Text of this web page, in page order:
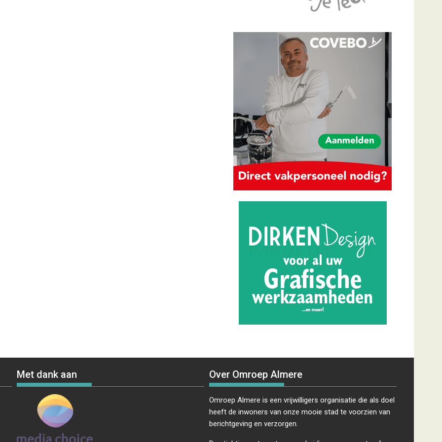
Met dank aan Over Omroep Almere
Omroep Almere is een vrijwilligers organisatie die als doel
heeft de inwoners van onze mooie stad te voorzien van
berichtgeving en verzorgen.